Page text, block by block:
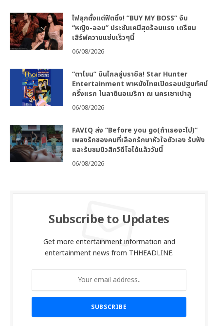
ไฟลุกตั้งแต่ฟิตติ้ง! “BUY MY BOSS” จับ
“หญิง-ออม” ประชันเคมีสุดร้อนแรง เตรียม
เสิร์ฟความแซ่บเร็วๆนี้
06/08/2026
“ตาโขน” บินไกลสู่บราซิล! Star Hunter
Entertainment พาหนังไทยเปิดรอบปฐมทัศน์
ครั้งแรก ในลาตินอเมริกา ณ นครเซาเปาลู
06/08/2026
FAVIQ ส่ง “Before you go(ถ้าเธอจะไป)”
เพลงรักของคนที่เลือกรักษาหัวใจตัวเอง รับฟัง
และรับชมมิวสิกวิดีโอได้แล้ววันนี้
06/08/2026
Subscribe to Updates
Get more entertainment information and
entertainment news from THHEADLINE.